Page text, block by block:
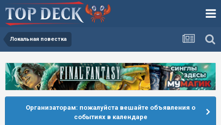
Локальная повестка
Организаторам: пожалуйста вешайте объявления о
событиях в календаре